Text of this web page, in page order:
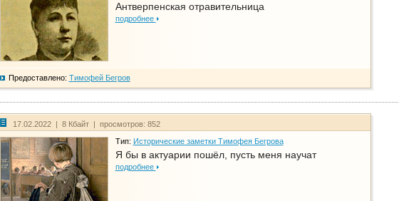
Антверпенская отравительница
подробнее
Предоставлено: Тимофей Бегров
17.02.2022 | 8 Кбайт | просмотров: 852
Тип: Исторические заметки Тимофея Бегрова
Я бы в актуарии пошёл, пусть меня научат
подробнее